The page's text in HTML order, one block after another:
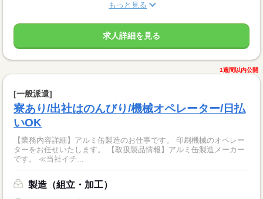
もっと見る
求人詳細を見る
1週間以内公開
[一般派遣]
寮あり/出社はのんびり/機械オペレーター/日払
いOK
【業務内容詳細】アルミ缶製造のお仕事です。 印刷機械のオペレー
ターをお任せいたします。 【取扱製品情報】アルミ缶製造メーカー
です。 ≪当社イチ...
製造（組立・加工）